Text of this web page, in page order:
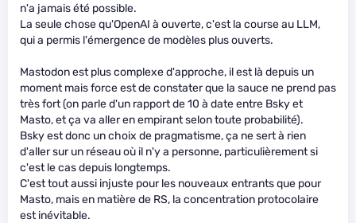
n'a jamais été possible.
La seule chose qu'OpenAI à ouverte, c'est la course au LLM,
qui a permis l'émergence de modèles plus ouverts.
Mastodon est plus complexe d'approche, il est là depuis un
moment mais force est de constater que la sauce ne prend pas
très fort (on parle d'un rapport de 10 à date entre Bsky et
Masto, et ça va aller en empirant selon toute probabilité).
Bsky est donc un choix de pragmatisme, ça ne sert à rien
d'aller sur un réseau où il n'y a personne, particulièrement si
c'est le cas depuis longtemps.
C'est tout aussi injuste pour les nouveaux entrants que pour
Masto, mais en matière de RS, la concentration protocolaire
est inévitable.